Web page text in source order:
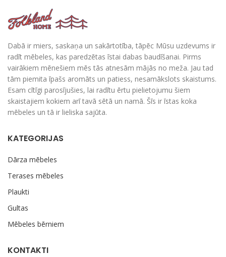
Dabā ir miers, saskaņa un sakārtotība, tāpēc Mūsu uzdevums ir
radīt mēbeles, kas paredzētas īstai dabas baudīšanai. Pirms
vairākiem mēnešiem mēs tās atnesām mājās no meža. Jau tad
tām piemita īpašs aromāts un patiess, nesamākslots skaistums.
Esam cītīgi parosījušies, lai radītu ērtu pielietojumu šiem
skaistajiem kokiem arī tavā sētā un namā. Šīs ir īstas koka
mēbeles un tā ir lieliska sajūta.
KATEGORIJAS
Dārza mēbeles
Terases mēbeles
Plaukti
Gultas
Mēbeles bērniem
KONTAKTI